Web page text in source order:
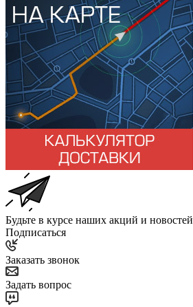
Будьте в курсе наших акций и новостей
Подписаться
Заказать звонок
Задать вопрос